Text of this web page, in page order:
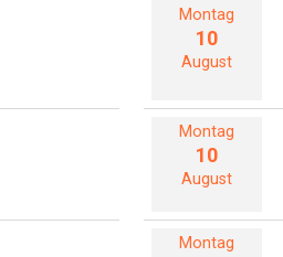
Montag
10
August
Montag
10
August
Montag